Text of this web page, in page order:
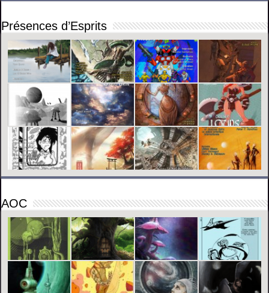
Présences d’Esprits
AOC